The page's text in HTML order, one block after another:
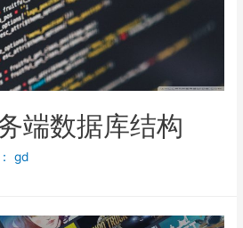
端数据库结构
gd